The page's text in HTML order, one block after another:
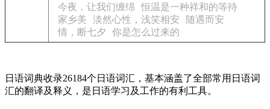
今夜，让我们缠绵
恒温是一种祥和的等待
家乡美
淡然心性，浅笑相安
随遇而安
情，断七夕
你是怎么过来的
日语词典收录26184个日语词汇，基本涵盖了全部常用日语词
汇的翻译及释义，是日语学习及工作的有利工具。